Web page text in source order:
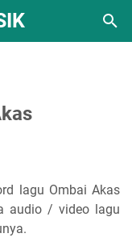
lagu Ombai Akas
audio / video lagu